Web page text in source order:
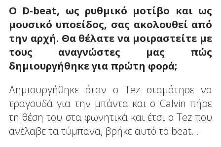
Ο D-beat, ως ρυθμικό μοτίβο και ως
μουσικό υποείδος, σας ακολουθεί από
την αρχή. Θα θέλατε να μοιραστείτε με
τους αναγνώστες μας πώς
δημιουργήθηκε για πρώτη φορά;
Δημιουργήθηκε όταν ο Tez σταμάτησε να
τραγουδά για την μπάντα και ο Calvin πήρε
τη θέση του στα φωνητικά και έτσι ο Tez που
ανέλαβε τα τύμπανα, βρήκε αυτό το beat...